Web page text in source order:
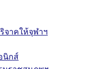
จาคให้จุฬาฯ
นิกส์